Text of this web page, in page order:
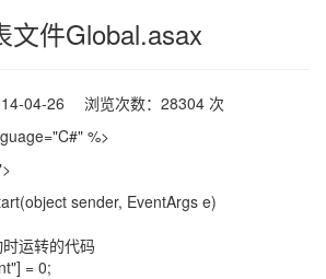
文件Global.asax
04-26 浏览次数：28304 次
%>
sender, EventArgs e)
运转的代码
= 0;